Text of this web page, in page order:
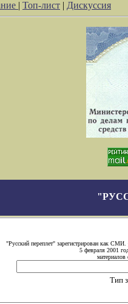
| Топ-лист | Дискуссия
"Русский переплет" зарегистрирован как СМИ.
5 февраля 2001
материалов
Тип